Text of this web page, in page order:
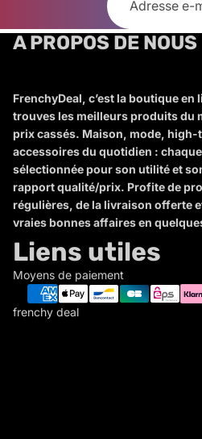
A PROPOS DE NOUS
FrenchyDeal, c’est la boutique en
trouves les meilleurs produits du
prix cassés. Maison, mode, high-
accessoires du quotidien :
sélectionnée pour son utilité et
rapport qualité/prix. Profite de
régulières, de la livraison offerte
vraies bonnes affaires en
Liens utiles
Moyens de paiement
frenchy deal